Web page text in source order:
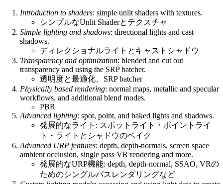
Introduction to shaders: simple unlit shaders with textures.
シンプルなUnlit Shaderとテクスチャ
Simple lighting and shadows: directional lights and cast
shadows.
ディレクショナルライトとキャストシャドウ
Transparency and optimization: blended and cut out
transparency and using the SRP batcher.
透明度と最適化、SRP batcher
Physically based rendering: normal maps, metallic and specular
workflows, and additional blend modes.
PBR
Advanced lighting: spot, point, and baked lights and shadows.
発展的なライト: スポットライト・ポイントライ
ト・ライトとシャドウのベイク
Advanced URP features: depth, depth-normals, screen space
ambient occlusion, single pass VR rendering and more.
発展的なURP機能: depth, depth-normal, SSAO, VRの
ためのシングルパスレンダリングなど